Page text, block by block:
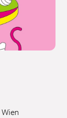
Wien